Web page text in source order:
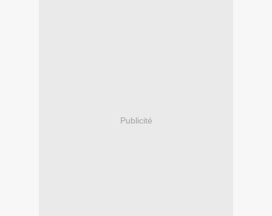
Publicité